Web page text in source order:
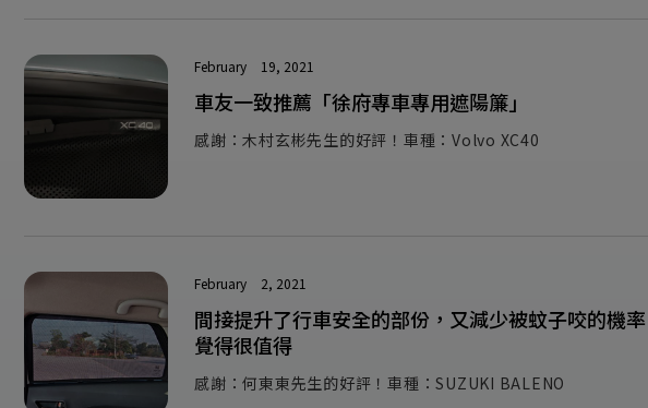
February 19, 2021
車友一致推薦「徐府專車專用遮陽簾」
感謝：木村玄彬先生的好評！車種：Volvo XC40
February 2, 2021
間接提升了行車安全的部份，又減少被蚊子咬的機率
覺得很值得
感謝：何東東先生的好評！車種：SUZUKI BALENO